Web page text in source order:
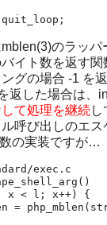
のラッ
イト数を返す
グの場合 -1 を
返した場合は、
て処理を継続し
呼び出しのエス
の実装ですが…
exec.c
x < l; x++) {
=